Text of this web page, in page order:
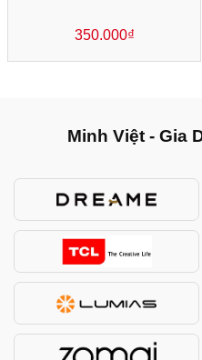
350.000₫
Minh Việt - Gia